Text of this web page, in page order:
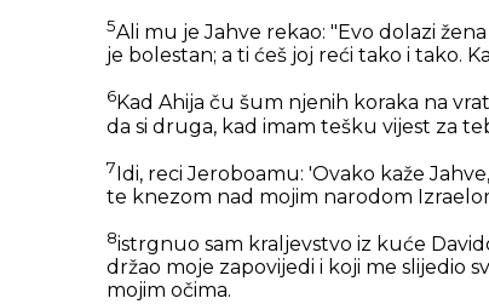
5Ali mu je Jahve rekao: "Evo dolazi
je bolestan; a ti ćeš joj reći tako i tako.
6Kad Ahija ču šum njenih koraka na
da si druga, kad imam tešku vijest za
7Idi, reci Jeroboamu: 'Ovako kaže
te knezom nad mojim narodom
8istrgnuo sam kraljevstvo iz kuće
držao moje zapovijedi i koji me slijedio
mojim očima.